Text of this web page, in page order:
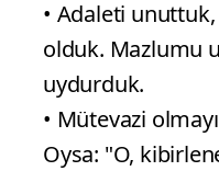
• Adaleti
olduk. Mazlumu
uydurduk.
• Mütevazi
Oysa: "O,